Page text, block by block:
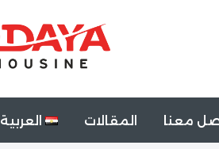
معنا المقالات العربية